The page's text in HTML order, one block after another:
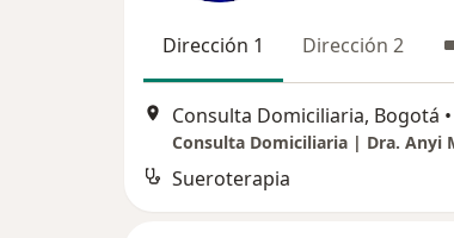
Dirección 1 Dirección 2
Consulta Domiciliaria, Bogotá •
Consulta Domiciliaria | Dra. Anyi
Sueroterapia